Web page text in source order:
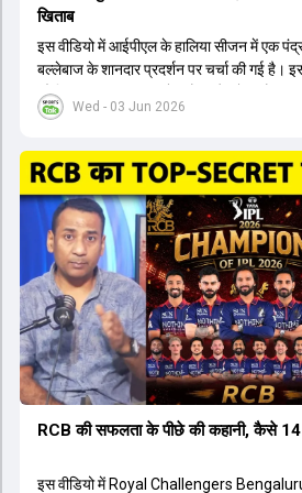
Wed - 03 Jun 2026
खिताब
इस वीडियो में आईपीएल के हालिया सीजन में एक
बल्लेबाज के शानदार प्रदर्शन पर चर्चा की गई है।
सौ छिहत्तर रन बनाकर ऑरेंज कैप और मोस्ट
किया है। वीडियो में बताया गया है कि ऑस्ट्रेलियाई
ऑस्ट्रेलियाई कप्तान के अनुसार, शुरुआत में लोगों
संदेह था, लेकिन अब उसने खुद को एक बेहतरीन
गेंद को बाउंड्री के काफी पार मारने की क्षमता
ने कहा कि टूर्नामेंट जीतने वाली टीम के अलावा
युवा खिलाड़ी का प्रदर्शन रहा है, जिसे देखने के लिए
थी। शानदार प्रदर्शन के बाद इस युवा खिलाड़ी को
त्रिकोणीय सीरीज के लिए इंडिया ए टीम में भी शामिल
RCB की सफलता के पीछे की कहानी, कैसे 14
इस वीडियो में Royal Challengers